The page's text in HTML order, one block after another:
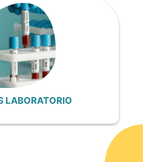
LABORATORIO